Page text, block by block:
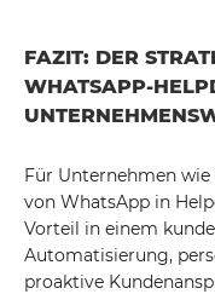
FAZIT: DER
WHATSAPP-
Für Unternehmen
von WhatsApp in
Vorteil in einem
Automatisierung,
proaktive